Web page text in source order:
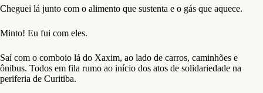
Cheguei lá junto com o alimento que sustenta e o gás que aquece.
Minto! Eu fui com eles.
Saí com o comboio lá do Xaxim, ao lado de carros, caminhões e
ônibus. Todos em fila rumo ao início dos atos de solidariedade na
periferia de Curitiba.